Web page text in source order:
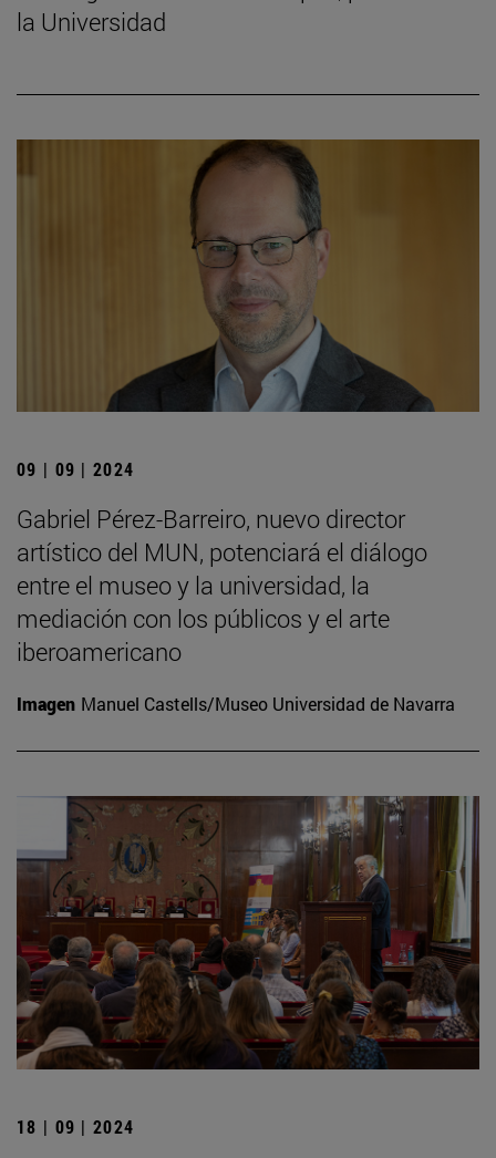
la Universidad
09 | 09 | 2024
Gabriel Pérez-Barreiro, nuevo director
artístico del MUN, potenciará el diálogo
entre el museo y la universidad, la
mediación con los públicos y el arte
iberoamericano
Imagen Manuel Castells/Museo Universidad de Navarra
18 | 09 | 2024